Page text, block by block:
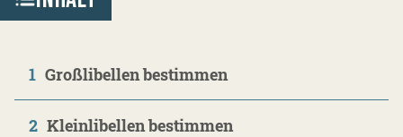
1 Großlibellen bestimmen
2 Kleinlibellen bestimmen